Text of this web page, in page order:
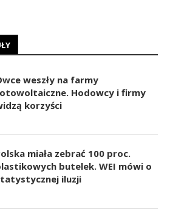
weszły na farmy
Hodowcy i firmy
korzyści
miała zebrać 100 proc.
butelek. WEI mówi o
iluzji